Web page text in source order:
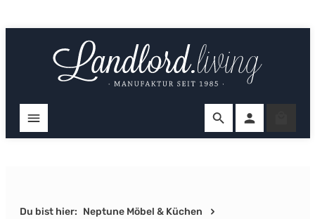
Du bist hier: Neptune Möbel & Küchen